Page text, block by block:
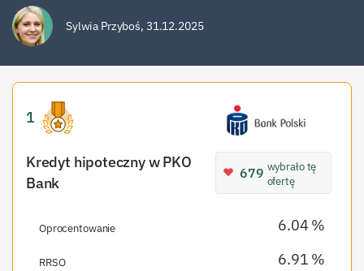
Sylwia Przyboś, 31.12.2025
1
Kredyt hipoteczny w PKO
Bank
679 wybrało tę
ofertę
Oprocentowanie 6.04 %
RRSO 6.91 %